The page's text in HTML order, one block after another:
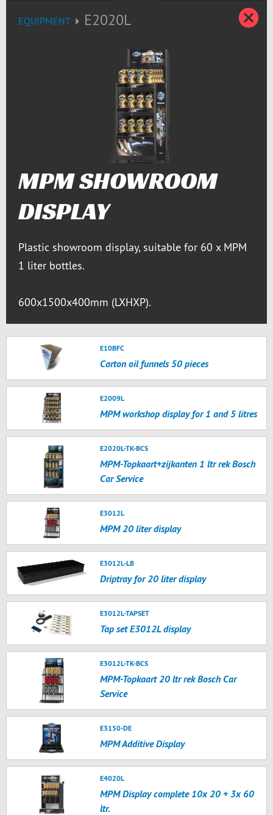
EQUIPMENT E2020L
MPM SHOWROOM
DISPLAY
Plastic showroom display, suitable for 60 x MPM
1 liter bottles.
600x1500x400mm (LXHXP).
E10BFC
Carton oil funnels 50 pieces
E2009L
MPM workshop display for 1 and 5 litres
E2020L-TK-BCS
MPM-Topkaart+zijkanten 1 ltr rek Bosch
Car Service
E3012L
MPM 20 liter display
E3012L-LB
Driptray for 20 liter display
E3012L-TAPSET
Tap set E3012L display
E3012L-TK-BCS
MPM-Topkaart 20 ltr rek Bosch Car
Service
E3150-DE
MPM Additive Display
E4020L
MPM Display complete 10x 20 + 3x 60
ltr.